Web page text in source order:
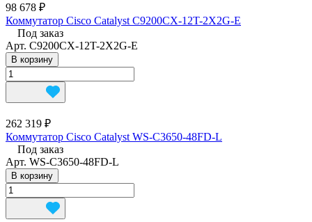
98 678 ₽
Коммутатор Cisco Catalyst C9200CX-12T-2X2G-E
Под заказ
Арт. C9200CX-12T-2X2G-E
В корзину
262 319 ₽
Коммутатор Cisco Catalyst WS-C3650-48FD-L
Под заказ
Арт. WS-C3650-48FD-L
В корзину